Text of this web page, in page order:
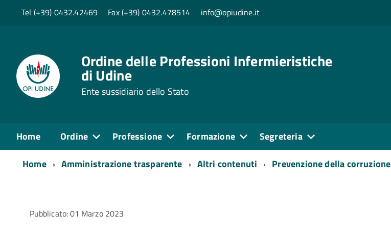
Tel (+39) 0432.42469 Fax (+39) 0432.478514 info@opiudine.it
Ordine delle Professioni Infermieristiche
di Udine
Ente sussidiario dello Stato
Home Ordine Professione Formazione Segreteria
Home Amministrazione trasparente Altri contenuti Prevenzione della corruzione
Pubblicato: 01 Marzo 2023